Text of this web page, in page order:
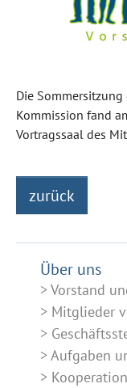
Die
Kommission fand
Vortragssaal des
zurück
Über uns
Vorstand
Mitglieder
Aufgaben